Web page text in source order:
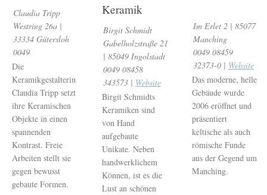
Claudia Tripp
Westring 26a |
33334 Gütersloh
0049
Die
Keramikgestalterin
Claudia Tripp setzt
ihre Keramischen
Objekte in einen
spannenden
Kontrast. Freie
Arbeiten stellt sie
gegen bewusst
gebaute Formen.
Keramik
Birgit Schmidt
Gabelholzstraße 21
| 85049 Ingolstadt
0049 08458
343573 | Website
Birgit Schmidts
Keramiken sind
von Hand
aufgebaute
Unikate. Neben
handwerklichem
Können, ist es die
Lust an schönen
Im Erlet 2 | 85077
Manching
0049 08459
32373-0 | Website
Das moderne, helle
Gebäude wurde
2006 eröffnet und
präsentiert
keltische als auch
römische Funde
aus der Gegend um
Manching.